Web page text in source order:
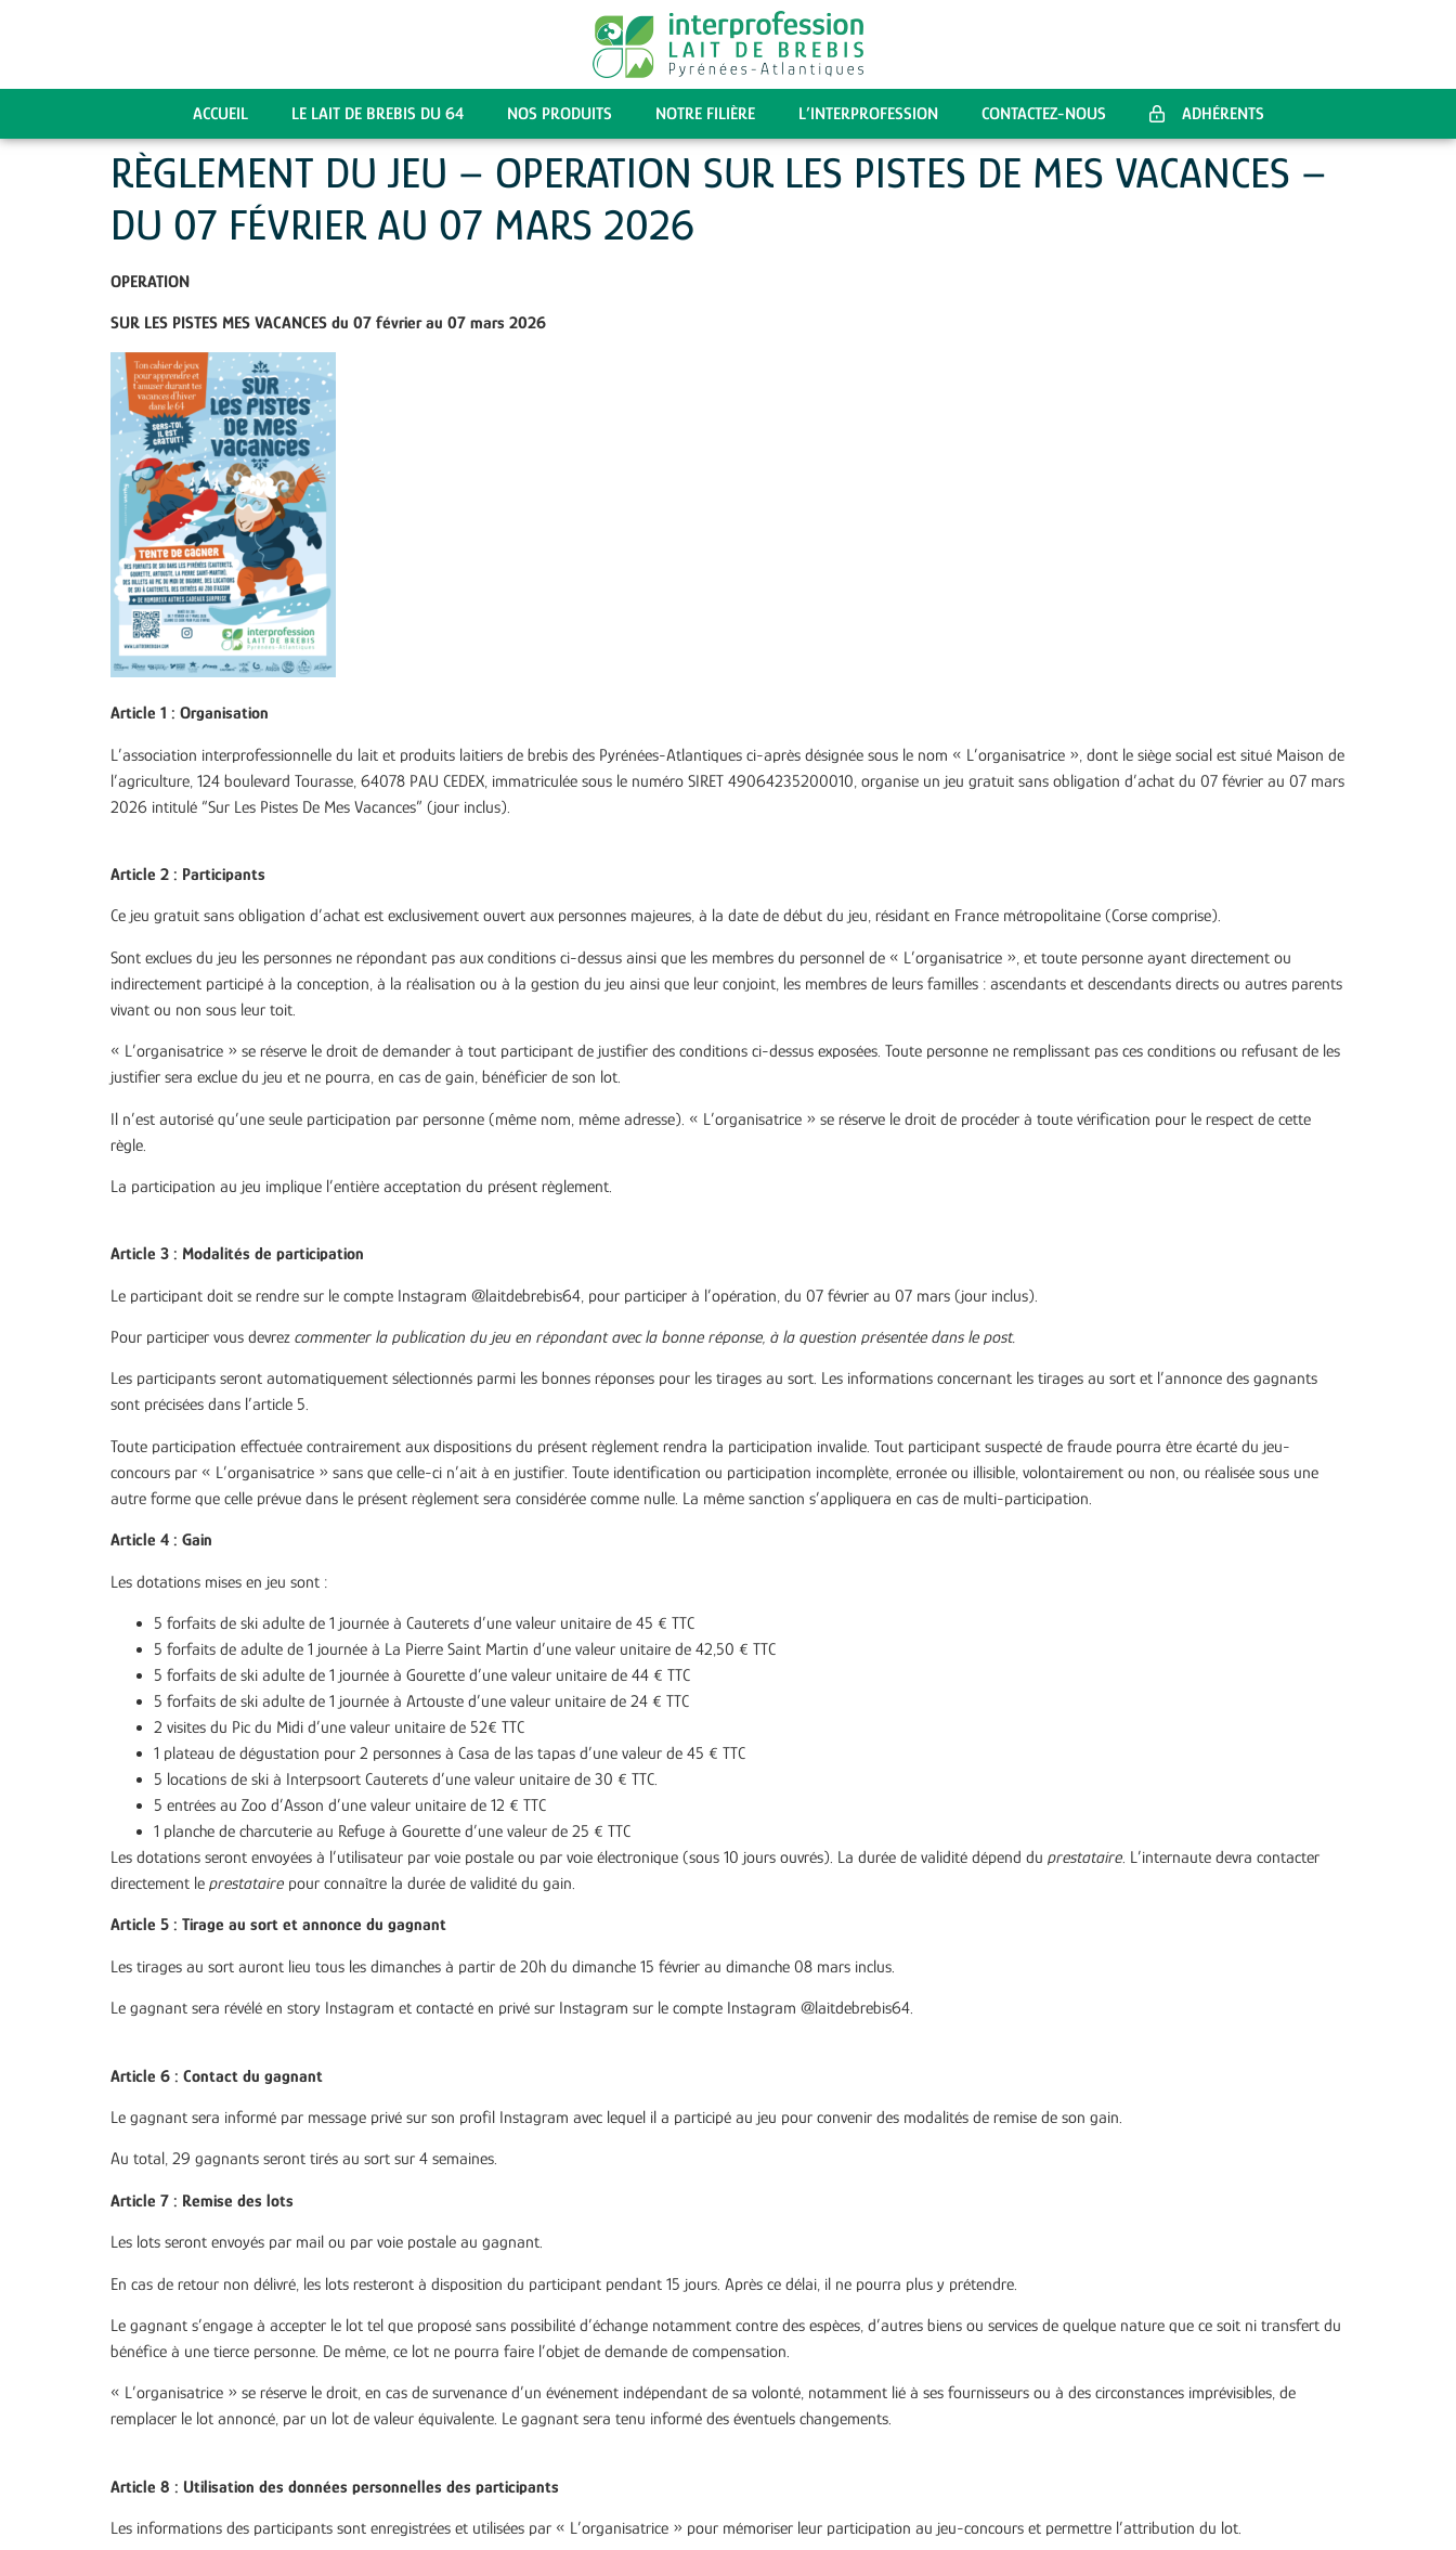
ACCUEIL LE LAIT DE BREBIS DU 64 NOS PRODUITS NOTRE FILIÈRE L’INTERPROFESSION CONTACTEZ-NOUS ADHÉRENTS
RÈGLEMENT DU JEU – OPERATION SUR LES PISTES DE MES VACANCES –
DU 07 FÉVRIER AU 07 MARS 2026
OPERATION
SUR LES PISTES MES VACANCES du 07 février au 07 mars 2026
Article 1 : Organisation
L’association interprofessionnelle du lait et produits laitiers de brebis des Pyrénées-Atlantiques ci-après désignée sous le nom « L’organisatrice », dont le siège social est situé Maison de
l’agriculture, 124 boulevard Tourasse, 64078 PAU CEDEX, immatriculée sous le numéro SIRET 49064235200010, organise un jeu gratuit sans obligation d’achat du 07 février au 07 mars
2026 intitulé “Sur Les Pistes De Mes Vacances” (jour inclus).
Article 2 : Participants
Ce jeu gratuit sans obligation d’achat est exclusivement ouvert aux personnes majeures, à la date de début du jeu, résidant en France métropolitaine (Corse comprise).
Sont exclues du jeu les personnes ne répondant pas aux conditions ci-dessus ainsi que les membres du personnel de « L’organisatrice », et toute personne ayant directement ou
indirectement participé à la conception, à la réalisation ou à la gestion du jeu ainsi que leur conjoint, les membres de leurs familles : ascendants et descendants directs ou autres parents
vivant ou non sous leur toit.
« L’organisatrice » se réserve le droit de demander à tout participant de justifier des conditions ci-dessus exposées. Toute personne ne remplissant pas ces conditions ou refusant de les
justifier sera exclue du jeu et ne pourra, en cas de gain, bénéficier de son lot.
Il n’est autorisé qu’une seule participation par personne (même nom, même adresse). « L’organisatrice » se réserve le droit de procéder à toute vérification pour le respect de cette
règle.
La participation au jeu implique l’entière acceptation du présent règlement.
Article 3 : Modalités de participation
Le participant doit se rendre sur le compte Instagram @laitdebrebis64, pour participer à l’opération, du 07 février au 07 mars (jour inclus).
Pour participer vous devrez commenter la publication du jeu en répondant avec la bonne réponse, à la question présentée dans le post.
Les participants seront automatiquement sélectionnés parmi les bonnes réponses pour les tirages au sort. Les informations concernant les tirages au sort et l’annonce des gagnants
sont précisées dans l’article 5.
Toute participation effectuée contrairement aux dispositions du présent règlement rendra la participation invalide. Tout participant suspecté de fraude pourra être écarté du jeu-
concours par « L’organisatrice » sans que celle-ci n’ait à en justifier. Toute identification ou participation incomplète, erronée ou illisible, volontairement ou non, ou réalisée sous une
autre forme que celle prévue dans le présent règlement sera considérée comme nulle. La même sanction s’appliquera en cas de multi-participation.
Article 4 : Gain
Les dotations mises en jeu sont :
5 forfaits de ski adulte de 1 journée à Cauterets d’une valeur unitaire de 45 € TTC
5 forfaits de adulte de 1 journée à La Pierre Saint Martin d’une valeur unitaire de 42,50 € TTC
5 forfaits de ski adulte de 1 journée à Gourette d’une valeur unitaire de 44 € TTC
5 forfaits de ski adulte de 1 journée à Artouste d’une valeur unitaire de 24 € TTC
2 visites du Pic du Midi d’une valeur unitaire de 52€ TTC
1 plateau de dégustation pour 2 personnes à Casa de las tapas d’une valeur de 45 € TTC
5 locations de ski à Interpsoort Cauterets d’une valeur unitaire de 30 € TTC.
5 entrées au Zoo d’Asson d’une valeur unitaire de 12 € TTC
1 planche de charcuterie au Refuge à Gourette d’une valeur de 25 € TTC
Les dotations seront envoyées à l’utilisateur par voie postale ou par voie électronique (sous 10 jours ouvrés). La durée de validité dépend du prestataire. L’internaute devra contacter
directement le prestataire pour connaître la durée de validité du gain.
Article 5 : Tirage au sort et annonce du gagnant
Les tirages au sort auront lieu tous les dimanches à partir de 20h du dimanche 15 février au dimanche 08 mars inclus.
Le gagnant sera révélé en story Instagram et contacté en privé sur Instagram sur le compte Instagram @laitdebrebis64.
Article 6 : Contact du gagnant
Le gagnant sera informé par message privé sur son profil Instagram avec lequel il a participé au jeu pour convenir des modalités de remise de son gain.
Au total, 29 gagnants seront tirés au sort sur 4 semaines.
Article 7 : Remise des lots
Les lots seront envoyés par mail ou par voie postale au gagnant.
En cas de retour non délivré, les lots resteront à disposition du participant pendant 15 jours. Après ce délai, il ne pourra plus y prétendre.
Le gagnant s’engage à accepter le lot tel que proposé sans possibilité d’échange notamment contre des espèces, d’autres biens ou services de quelque nature que ce soit ni transfert du
bénéfice à une tierce personne. De même, ce lot ne pourra faire l’objet de demande de compensation.
« L’organisatrice » se réserve le droit, en cas de survenance d’un événement indépendant de sa volonté, notamment lié à ses fournisseurs ou à des circonstances imprévisibles, de
remplacer le lot annoncé, par un lot de valeur équivalente. Le gagnant sera tenu informé des éventuels changements.
Article 8 : Utilisation des données personnelles des participants
Les informations des participants sont enregistrées et utilisées par « L’organisatrice » pour mémoriser leur participation au jeu-concours et permettre l’attribution du lot.